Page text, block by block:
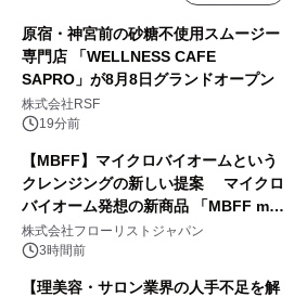
原宿・神宮前の砂糖不使用スムージー
専門店 「WELLNESS CAFE
SAPRO」が8月8日グランドオープン
株式会社RSF
19分前
【MBFF】マイクロバイオームという
クレンジングの新しい提案 マイクロ
バイオーム発想の新商品 「MBFF mb
クレンジングPRO」を2026年8月6日
発売
株式会社フローリストジャパン
3時間前
【理美容・サロン業界の人手不足を解